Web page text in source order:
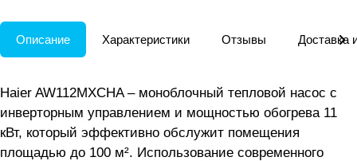
Описание Характеристики Отзывы Доставка
Haier AW112MXCHA – моноблочный тепловой насос с
инверторным управлением и мощностью обогрева 11
кВт, который эффективно обслужит помещения
площадью до 100 м². Использование современного